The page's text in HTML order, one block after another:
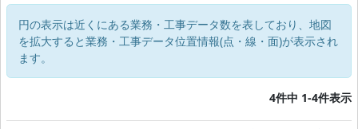
円の表示は近くにある業務・工事データ数を表しており、地図
を拡大すると業務・工事データ位置情報(点・線・面)が表示され
ます。
4件中 1-4件表示